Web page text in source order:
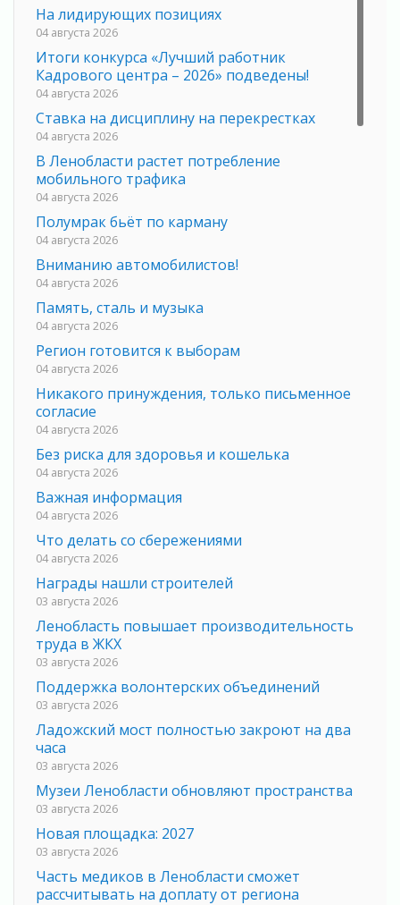
На лидирующих позициях
04 августа 2026
Итоги конкурса «Лучший работник
Кадрового центра – 2026» подведены!
04 августа 2026
Ставка на дисциплину на перекрестках
04 августа 2026
В Ленобласти растет потребление
мобильного трафика
04 августа 2026
Полумрак бьёт по карману
04 августа 2026
Вниманию автомобилистов!
04 августа 2026
Память, сталь и музыка
04 августа 2026
Регион готовится к выборам
04 августа 2026
Никакого принуждения, только письменное
согласие
04 августа 2026
Без риска для здоровья и кошелька
04 августа 2026
Важная информация
04 августа 2026
Что делать со сбережениями
04 августа 2026
Награды нашли строителей
03 августа 2026
Ленобласть повышает производительность
труда в ЖКХ
03 августа 2026
Поддержка волонтерских объединений
03 августа 2026
Ладожский мост полностью закроют на два
часа
03 августа 2026
Музеи Ленобласти обновляют пространства
03 августа 2026
Новая площадка: 2027
03 августа 2026
Часть медиков в Ленобласти сможет
рассчитывать на доплату от региона